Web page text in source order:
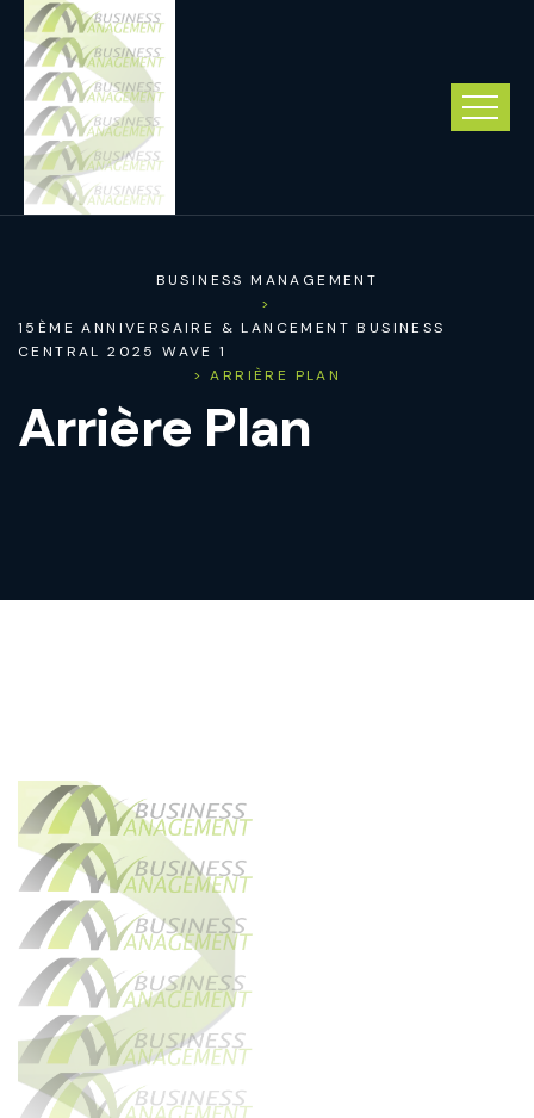
BUSINESS MANAGEMENT
>
15ÈME ANNIVERSAIRE & LANCEMENT BUSINESS
CENTRAL 2025 WAVE 1
> ARRIÈRE PLAN
Arrière Plan